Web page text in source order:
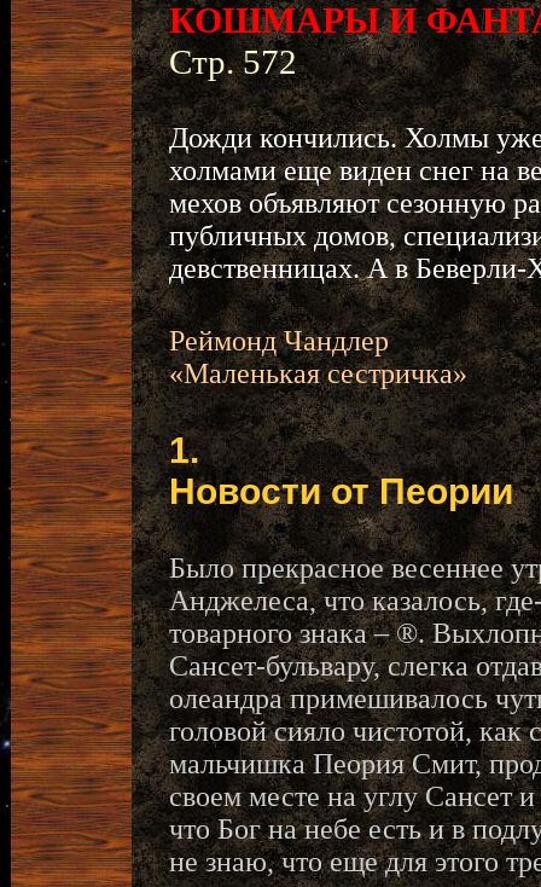
КОШМАРЫ И
Стр. 572
Дожди кончились. Холмы
холмами еще виден снег на
мехов объявляют сезонную
публичных домов,
девственницах. А в Беверли-
Реймонд Чандлер
«Маленькая сестричка»
1.
Новости от Пеории
Было прекрасное весеннее
Анджелеса, что казалось,
товарного знака – ®.
Сансет-бульвару, слегка
олеандра примешивалось
головой сияло чистотой, как
мальчишка Пеория Смит,
своем месте на углу Сансет
что Бог на небе есть и в
не знаю, что еще для этого